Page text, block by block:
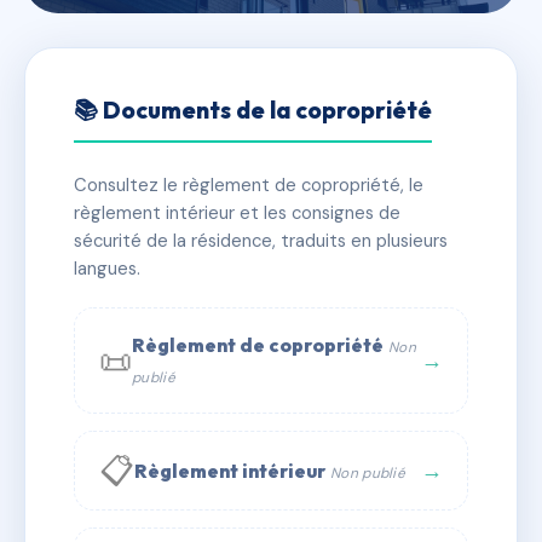
RCE HORIZON BLEU
✓ Immatriculée 🏠 97 lots 🏗 1 bâtiment(s)
📞 Contacter Syndic Digital
📚 Documents de la copropriété
Consultez le règlement de copropriété, le
règlement intérieur et les consignes de
sécurité de la résidence, traduits en plusieurs
langues.
📜Règlement de copropriété Non
publié
→
📋Règlement intérieur Non publié →